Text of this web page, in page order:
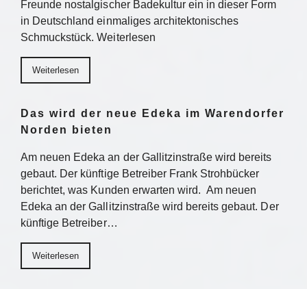
Freunde nostalgischer Badekultur ein in dieser Form
in Deutschland einmaliges architektonisches
Schmuckstück. Weiterlesen
Weiterlesen
Das wird der neue Edeka im Warendorfer
Norden bieten
Am neuen Edeka an der Gallitzinstraße wird bereits
gebaut. Der künftige Betreiber Frank Strohbücker
berichtet, was Kunden erwarten wird. Am neuen
Edeka an der Gallitzinstraße wird bereits gebaut. Der
künftige Betreiber…
Weiterlesen